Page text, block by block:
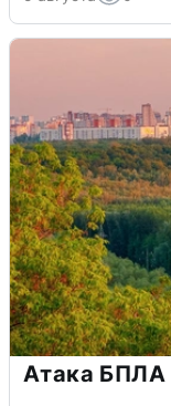
Атака БПЛА